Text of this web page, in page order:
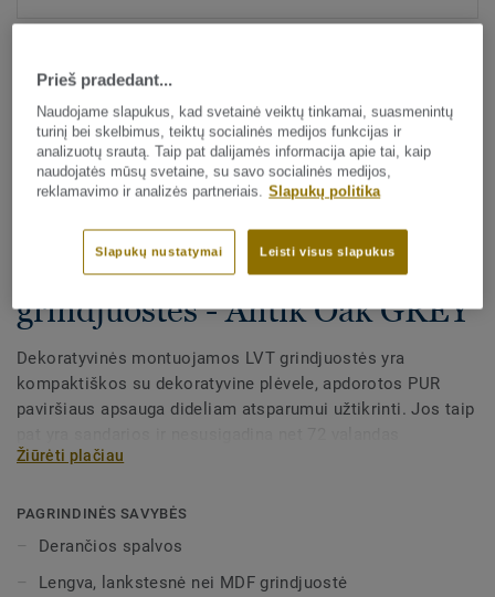
Visi dekorai (175)
Visi priedai Grindjuostės
Dekoratyvinės LVT
grindjuostės - Antik Oak GREY
Dekoratyvinės montuojamos LVT grindjuostės yra
kompaktiškos su dekoratyvine plėvele, apdorotos PUR
paviršiaus apsauga dideliam atsparumui užtikrinti. Jos taip
mirkomos vandenyje. Gali būti dviejų aukščių – 60 mm ir
spalvų pilnai apdailai užtikrinti. Dekoratyvinės
montuojamos grindjuostės dera su visomis LVT grindimis
(Glue-Down, Click ir Loose-Lay).
Žiūrėti plačiau
PAGRINDINĖS SAVYBĖS
Derančios spalvos
Lengva, lankstesnė nei MDF grindjuostė
Prieš pradedant...
Naudojame slapukus, kad svetainė veiktų tinkamai, suasmenintų
turinį bei skelbimus, teiktų socialinės medijos funkcijas ir
analizuotų srautą. Taip pat dalijamės informacija apie tai, kaip
naudojatės mūsų svetaine, su savo socialinės medijos,
reklamavimo ir analizės partneriais. Slapukų politika
Leisti visus slapukus
Slapukų nustatymai